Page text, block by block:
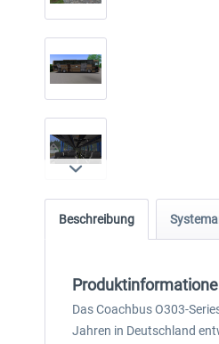
Beschreibung
Das Coachbus O303-
Jahren in Deutschland